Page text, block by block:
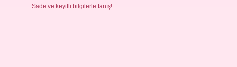
Sade ve keyifli bilgilerle tanış!